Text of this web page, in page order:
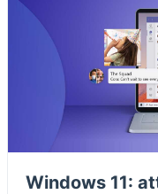
Windows 11: